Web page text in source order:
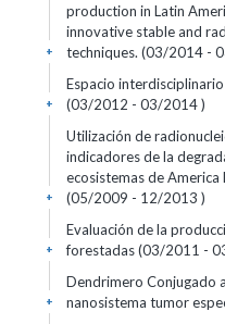
production in Latin
innovative stable and
techniques. (03/2014 -
+
Espacio
(03/2012 - 03/2014 )
+
Utilización de
indicadores de la
ecosistemas de America
(05/2009 - 12/2013 )
+
Evaluación de la
forestadas (03/2011 -
+
Dendrimero Conjugado
nanosistema tumor
+